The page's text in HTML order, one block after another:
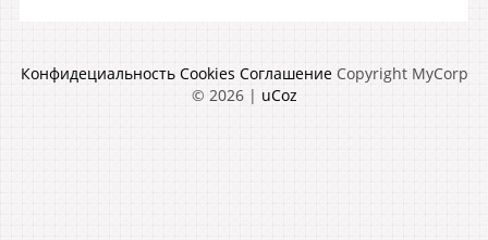
Конфидециальность Cookies Соглашение Copyright MyCorp
© 2026| uCoz